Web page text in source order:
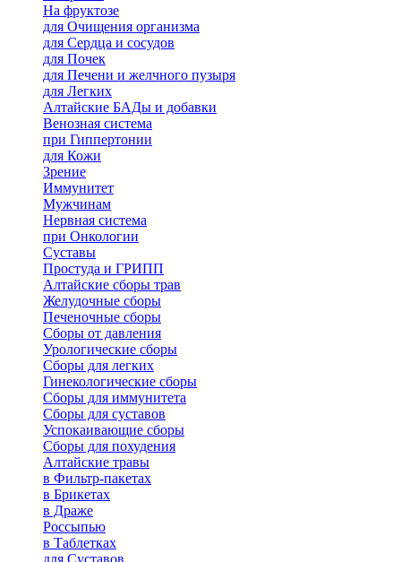
На фруктозе
для Очищения организма
для Сердца и сосудов
для Почек
для Печени и желчного пузыря
для Легких
Алтайские БАДы и добавки
Венозная система
при Гиппертонии
для Кожи
Зрение
Иммунитет
Мужчинам
Нервная система
при Онкологии
Суставы
Простуда и ГРИПП
Алтайские сборы трав
Желудочные сборы
Печеночные сборы
Сборы от давления
Урологические сборы
Сборы для легких
Гинекологические сборы
Сборы для иммунитета
Сборы для суставов
Успокаивающие сборы
Сборы для похудения
Алтайские травы
в Фильтр-пакетах
в Брикетах
в Драже
Россыпью
в Таблетках
для Cуставов